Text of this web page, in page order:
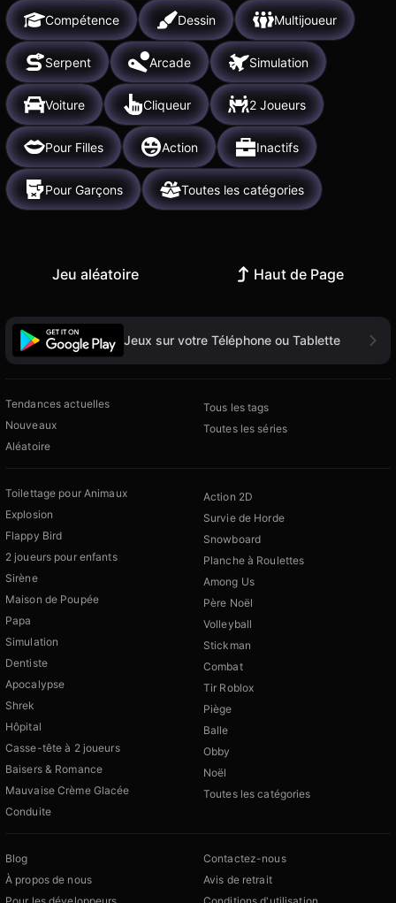
Compétence Dessin Multijoueur
Serpent Arcade Simulation
Voiture Cliqueur 2 Joueurs
Pour Filles Action Inactifs
Pour Garçons Toutes les catégories
Jeu aléatoire Haut de Page
Jeux sur votre Téléphone ou Tablette
Tendances actuelles
Nouveaux
Aléatoire
Tous les tags
Toutes les séries
Toilettage pour Animaux
Explosion
Flappy Bird
2 joueurs pour enfants
Sirène
Maison de Poupée
Papa
Simulation
Dentiste
Apocalypse
Shrek
Hôpital
Casse-tête à 2 joueurs
Baisers & Romance
Mauvaise Crème Glacée
Conduite
Action 2D
Survie de Horde
Snowboard
Planche à Roulettes
Among Us
Père Noël
Volleyball
Stickman
Combat
Tir Roblox
Piège
Balle
Obby
Noël
Toutes les catégories
Blog
À propos de nous
Contactez-nous
Avis de retrait